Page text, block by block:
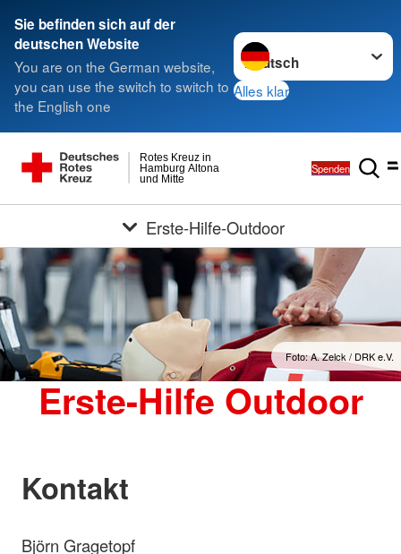
Sie befinden sich auf der
deutschen Website
You are on the German website,
you can use the switch to switch to
the English one
Sprache wechseln zu
Alles klar
und Mitte
Hamburg Altona
Rotes Kreuz in
Spenden
Erste-Hilfe-Outdoor
Foto: A. Zelck / DRK e.V.
Erste-Hilfe Outdoor
Kontakt
Björn Gragetopf